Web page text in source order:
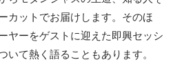
カットでお届けします。そのほ
ヤーをゲストに迎えた即興セッシ
いて熱く語ることもあります。